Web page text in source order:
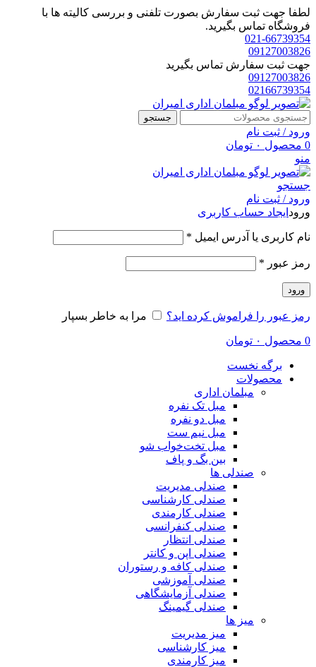
لطفا جهت ثبت سفارش بصورت تلفنی و بررسی کالیته ها با
فروشگاه تماس بگیرید.
021-66739354
09127003826
جهت ثبت سفارش تماس بگیرید
09127003826
02166739354
جستجو
ورود / ثبت نام
0 محصول ۰ تومان
منو
جستجو
ورود / ثبت نام
ورود ایجاد حساب کاربری
نام کاربری یا آدرس ایمیل *
رمز عبور *
ورود
رمز عبور را فراموش کرده اید؟ مرا به خاطر بسپار
0 محصول ۰ تومان
برگه نخست
محصولات
مبلمان اداری
مبل تک نفره
مبل دو نفره
مبل نیم ست
مبل تخت‌خواب شو
بین بگ و پاف
صندلی ها
صندلی مدیریت
صندلی کارشناسی
صندلی کارمندی
صندلی کنفرانسی
صندلی انتظار
صندلی اپن و کانتر
صندلی کافه و رستوران
صندلی آموزشی
صندلی آزمایشگاهی
صندلی گیمینگ
میز ها
میز مدیریت
میز کارشناسی
میز کارمندی